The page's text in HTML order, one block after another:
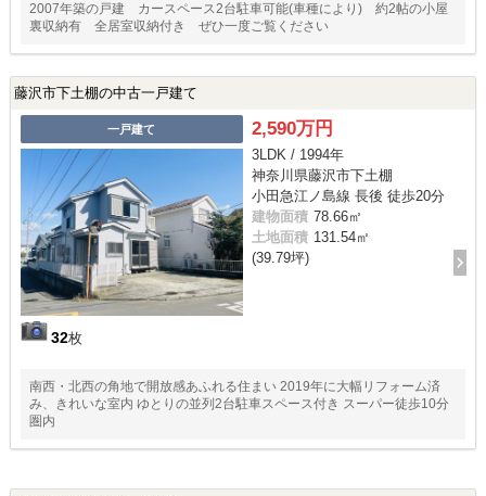
2007年築の戸建 カースペース2台駐車可能(車種により) 約2帖の小屋
裏収納有 全居室収納付き ぜひ一度ご覧ください
藤沢市下土棚の中古一戸建て
一戸建て
32枚
2,590万円
3LDK / 1994年
神奈川県藤沢市下土棚
小田急江ノ島線 長後 徒歩20分
建物面積 78.66㎡
土地面積 131.54㎡
(39.79坪)
南西・北西の角地で開放感あふれる住まい 2019年に大幅リフォーム済
み、きれいな室内 ゆとりの並列2台駐車スペース付き スーパー徒歩10分
圏内